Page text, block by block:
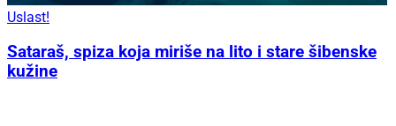
Uslast!
Sataraš, spiza koja miriše na lito i stare šibenske
kužine